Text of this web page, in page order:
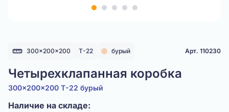
300x200x200 Т-22 бурый Арт. 110230
Четырехклапанная коробка
300x200x200 Т-22 бурый
Наличие на складе: